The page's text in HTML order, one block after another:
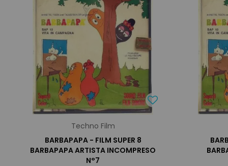
Techno Film
BARBAPAPA - FILM SUPER 8
BARBAPAPA ARTISTA INCOMPRESO
N°7